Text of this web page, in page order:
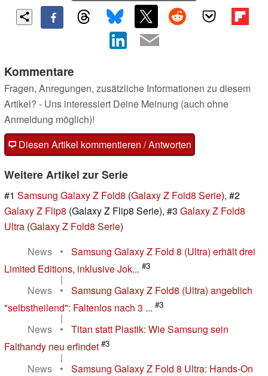
Kommentare
Fragen, Anregungen, zusätzliche Informationen zu diesem
Artikel? - Uns interessiert Deine Meinung (auch ohne
Anmeldung möglich)!
Diesen Artikel kommentieren / Antworten
Weitere Artikel zur Serie
#1 Samsung Galaxy Z Fold8 (Galaxy Z Fold8 Serie), #2
Galaxy Z Flip8 (Galaxy Z Flip8 Serie), #3 Galaxy Z Fold8
Ultra (Galaxy Z Fold8 Serie)
News
•
Samsung Galaxy Z Fold 8 (Ultra) erhält drei
Limited Editions, inklusive Jok... #3
|
News
•
Samsung Galaxy Z Fold8 (Ultra) angeblich
"selbstheilend": Faltenlos nach 3 ... #3
|
News
•
Titan statt Plastik: Wie Samsung sein
Falthandy neu erfindet #3
|
News
•
Samsung Galaxy Z Fold 8 Ultra: Hands-On